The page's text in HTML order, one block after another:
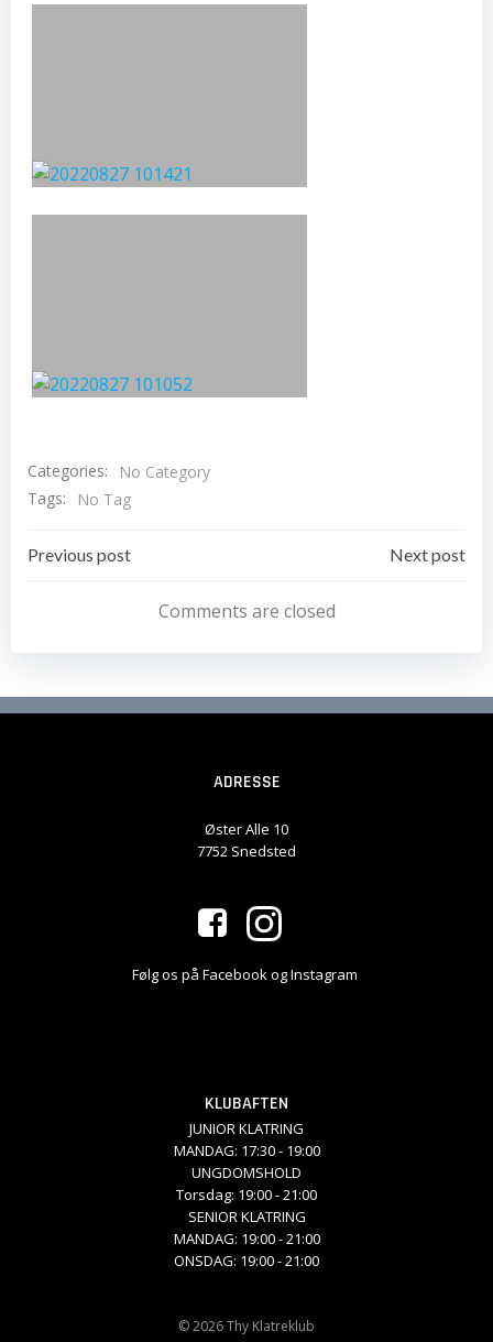
Categories:
No Category
Tags:
No Tag
Post
navigation
Previous post
navigation
Next post
Comments are closed
ADRESSE
Øster Alle 10
7752 Snedsted
Følg os på Facebook og Instagram
KLUBAFTEN
JUNIOR KLATRING
MANDAG: 17:30 - 19:00
UNGDOMSHOLD
Torsdag: 19:00 - 21:00
SENIOR KLATRING
MANDAG: 19:00 - 21:00
ONSDAG: 19:00 - 21:00
© 2026 Thy Klatreklub